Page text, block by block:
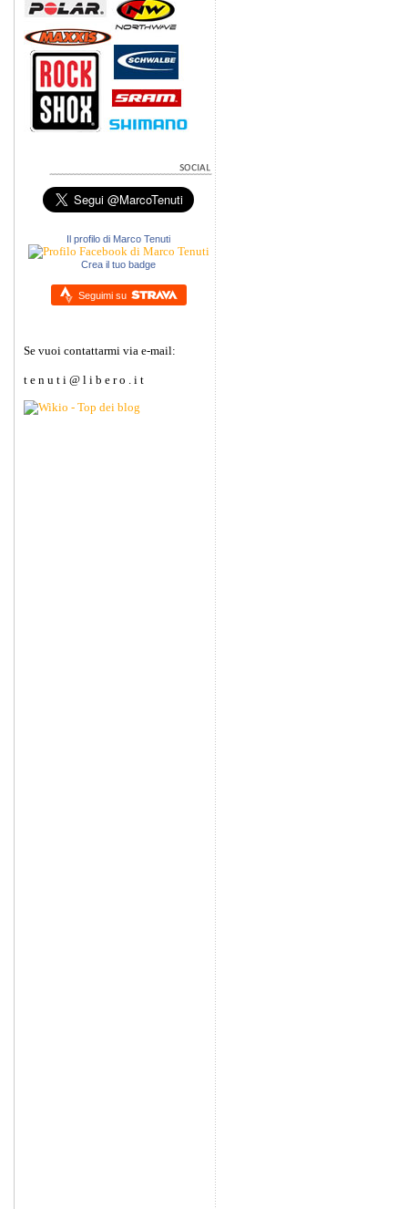
Il profilo di Marco Tenuti
Crea il tuo badge
Seguimi su
Se vuoi contattarmi via e-mail:
t e n u t i @ l i b e r o . i t